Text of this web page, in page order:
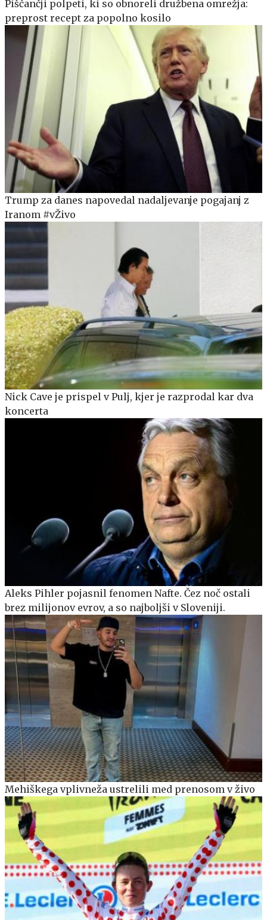
Piščančji polpeti, ki so obnoreli družbena omrežja:
preprost recept za popolno kosilo
Trump za danes napovedal nadaljevanje pogajanj z
Iranom #vŽivo
Nick Cave je prispel v Pulj, kjer je razprodal kar dva
koncerta
Aleks Pihler pojasnil fenomen Nafte. Čez noč ostali
brez milijonov evrov, a so najboljši v Sloveniji.
Mehiškega vplivneža ustrelili med prenosom v živo